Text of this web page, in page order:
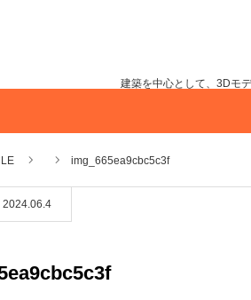
建築を中心として、3Dモ
img_665ea9cbc5c3f
2024.06.4